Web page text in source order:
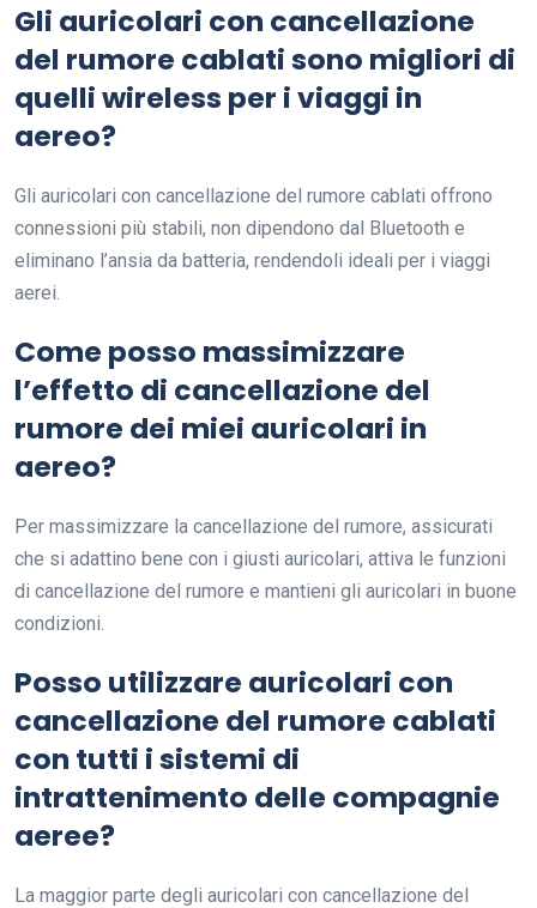
Gli auricolari con cancellazione
del rumore cablati sono migliori di
quelli wireless per i viaggi in
aereo?
Gli auricolari con cancellazione del rumore cablati offrono
connessioni più stabili, non dipendono dal Bluetooth e
eliminano l’ansia da batteria, rendendoli ideali per i viaggi
aerei.
Come posso massimizzare
l’effetto di cancellazione del
rumore dei miei auricolari in
aereo?
Per massimizzare la cancellazione del rumore, assicurati
che si adattino bene con i giusti auricolari, attiva le funzioni
di cancellazione del rumore e mantieni gli auricolari in buone
condizioni.
Posso utilizzare auricolari con
cancellazione del rumore cablati
con tutti i sistemi di
intrattenimento delle compagnie
aeree?
La maggior parte degli auricolari con cancellazione del